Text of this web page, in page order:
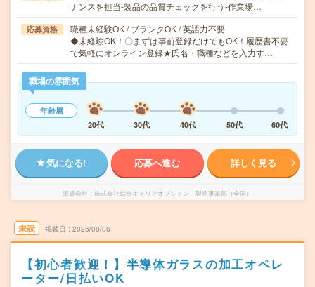
ナンスを担当-製品の品質チェックを行う-作業場…
応募資格
職種未経験OK / ブランクOK / 英語力不要
◆未経験OK！〇まずは事前登録だけでもOK！履歴書不要
で気軽にオンライン登録★氏名・職種などを入力す…
職場の雰囲気
年齢層
20代
30代 40代 50代 60代
気になる! 応募へ進む 詳しく見る
派遣会社 株式会社綜合キャリアオプション 製造事業部（全国）
未読 掲載日 2026/08/06
【初心者歓迎！】半導体ガラスの加工オペレ
ーター/日払いOK